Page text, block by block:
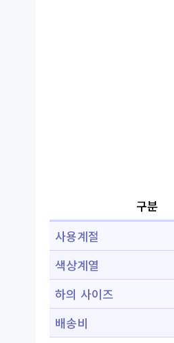
구분
사용계절
색상계열
하의 사이즈
배송비